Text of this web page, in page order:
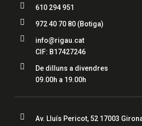
 610 294 951
 972 40 70 80 (Botiga)

info@rigau.cat
CIF: B17427246

De dilluns a divendres
09.00h a 19.00h
 Av. Lluís Pericot, 52 17003